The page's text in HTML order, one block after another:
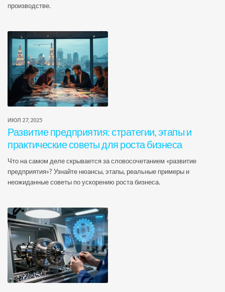
производстве.
ИЮЛ 27, 2025
Развитие предприятия: стратегии, этапы и
практические советы для роста бизнеса
Что на самом деле скрывается за словосочетанием «развитие
предприятия»? Узнайте нюансы, этапы, реальные примеры и
неожиданные советы по ускорению роста бизнеса.